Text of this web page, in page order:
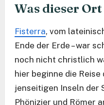
Was dieser
Fisterra, vom
Ende der Erde – war
noch nicht christlich
hier beginne die Reise
jenseitigen Inseln der
Phönizier und Römer